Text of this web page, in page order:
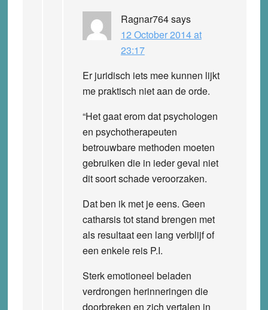
Ragnar764says
12 October 2014 at
23:17
Er juridisch iets mee kunnen lijkt
me praktisch niet aan de orde.
“Het gaat erom dat psychologen
en psychotherapeuten
betrouwbare methoden moeten
gebruiken die in ieder geval niet
dit soort schade veroorzaken.
Dat ben ik met je eens. Geen
catharsis tot stand brengen met
als resultaat een lang verblijf of
een enkele reis P.I.
Sterk emotioneel beladen
verdrongen herinneringen die
doorbreken en zich vertalen in